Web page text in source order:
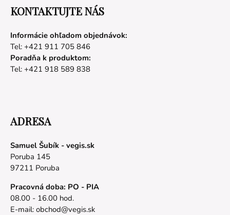
KONTAKTUJTE NÁS
Informácie ohľadom objednávok:
Tel: +421 911 705 846
Poradňa k produktom:
Tel: +421 918 589 838
ADRESA
Samuel Šubík - vegis.sk
Poruba 145
97211 Poruba
Pracovná doba: PO - PIA
08.00 - 16.00 hod.
E-mail: obchod@vegis.sk